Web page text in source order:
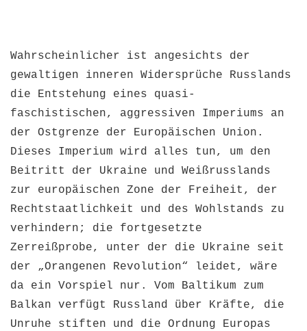
Wahrscheinlicher ist angesichts der
gewaltigen inneren Widersprüche Russlands
die Entstehung eines quasi-
faschistischen, aggressiven Imperiums an
der Ostgrenze der Europäischen Union.
Dieses Imperium wird alles tun, um den
Beitritt der Ukraine und Weißrusslands
zur europäischen Zone der Freiheit, der
Rechtstaatlichkeit und des Wohlstands zu
verhindern; die fortgesetzte
Zerreißprobe, unter der die Ukraine seit
der „Orangenen Revolution“ leidet, wäre
da ein Vorspiel nur. Vom Baltikum zum
Balkan verfügt Russland über Kräfte, die
Unruhe stiften und die Ordnung Europas